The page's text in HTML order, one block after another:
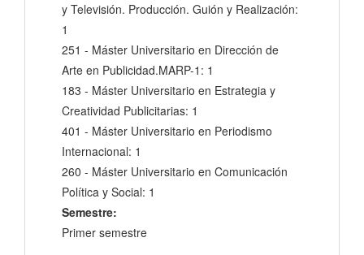
y Televisión. Producción. Guión y Realización:
1
251 - Máster Universitario en Dirección de
Arte en Publicidad.MARP-1: 1
183 - Máster Universitario en Estrategia y
Creatividad Publicitarias: 1
401 - Máster Universitario en Periodismo
Internacional: 1
260 - Máster Universitario en Comunicación
Política y Social: 1
Semestre:
Primer semestre